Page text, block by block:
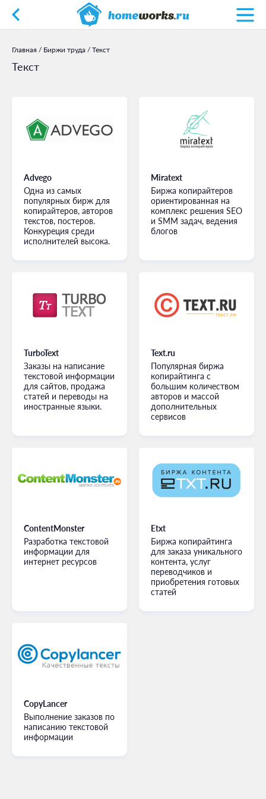
Главная / Биржи труда / Текст
Текст
Advego
Одна из самых
популярных бирж для
копирайтеров, авторов
текстов, постеров.
Конкуреция среди
исполнителей высока.
Miratext
Биржа копирайтеров
ориентированная на
комплекс решения SEO
и SMM задач, ведения
блогов
TurboText
Заказы на написание
текстовой информации
для сайтов, продажа
статей и переводы на
иностранные языки.
Text.ru
Популярная биржа
копирайтинга с
большим количеством
авторов и массой
дополнительных
сервисов
ContentMonster
Разработка текстовой
информации для
интернет ресурсов
Etxt
Биржа копирайтинга
для заказа уникального
контента, услуг
переводчиков и
приобретения готовых
статей
CopyLancer
Выполнение заказов по
написанию текстовой
информации